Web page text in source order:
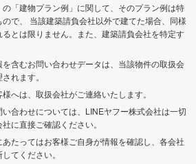
の「建物プラン例」に関して、そのプラン例は特
で、 当該建築請負会社以外で建てた場合、同様
とは限りません。また、建築請負会社を特定す
含むお問い合わせデータは、当該物件の取扱会
れます。
へは、取扱会社がご連絡いたします。
合わせについては、LINEヤフー株式会社は一切
に直接ご確認ください。
たってはお客様ご自身が情報を確認し、各会社
てください。